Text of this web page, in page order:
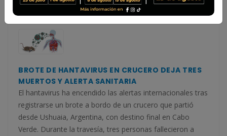
BROTE DE HANTAVIRUS EN CRUCERO DEJA TRES
MUERTOS Y ALERTA SANITARIA
El hantavirus ha encendido las alertas internacionales tras
registrarse un brote a bordo de un crucero que partió
desde Ushuaia, Argentina, con destino final en Cabo
Verde. Durante la travesía, tres personas fallecieron a